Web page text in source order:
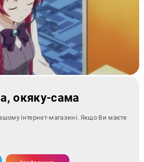
окяку-сама
інтернет-магазині. Якщо Ви маєте
за к